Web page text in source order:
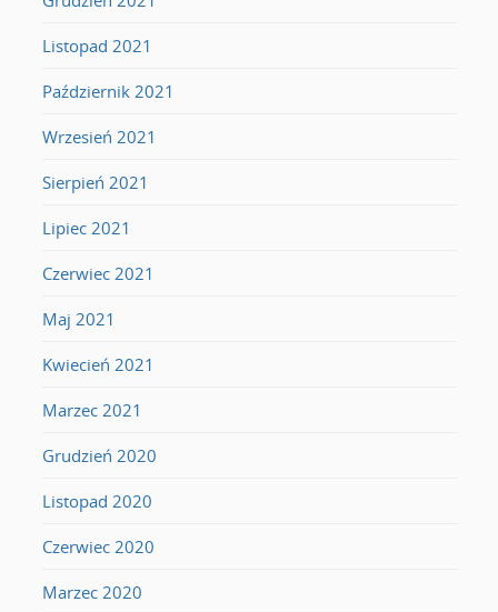
Listopad 2021
Październik 2021
Wrzesień 2021
Sierpień 2021
Lipiec 2021
Czerwiec 2021
Maj 2021
Kwiecień 2021
Marzec 2021
Grudzień 2020
Listopad 2020
Czerwiec 2020
Marzec 2020